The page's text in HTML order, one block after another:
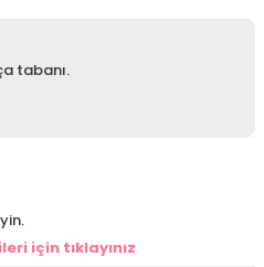
tabanı.
için tıklayınız